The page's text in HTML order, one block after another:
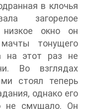
в клочья
загорелое
низкое окно он
тонущего
на этот раз не
Во взглядах
стоял теперь
однако его
не смущало. Он